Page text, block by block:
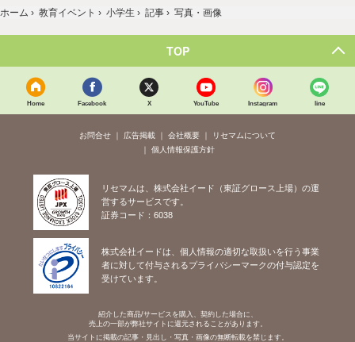
ホーム › 教育イベント › 小学生 › 記事 › 写真・画像
TOP
Home Facebook X YouTube Instagram line
お問合せ 広告掲載 会社概要
リセマムについて
個人情報保護方針
リセマムは、株式会社イード（東証グロース上場）の運
営するサービスです。
証券コード：6038
株式会社イードは、個人情報の適切な取扱いを行う事業
者に対して付与されるプライバシーマークの付与認定を
受けています。
紹介した商品/サービスを購入、契約した場合に、
売上の一部が弊社サイトに還元されることがあります。
当サイトに掲載の記事・見出し・写真・画像の無断転載を禁じます。